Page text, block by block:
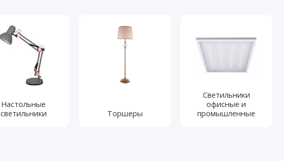
Настольные
светильники
Торшеры
Светильники
офисные и
промышленные